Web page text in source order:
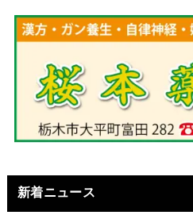
新着ニュース